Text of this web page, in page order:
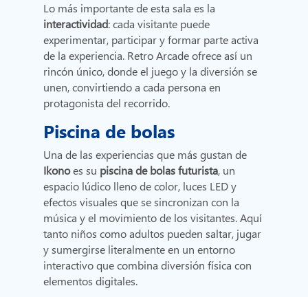
Lo más importante de esta sala es la
interactividad: cada visitante puede
experimentar, participar y formar parte activa
de la experiencia. Retro Arcade ofrece así un
rincón único, donde el juego y la diversión se
unen, convirtiendo a cada persona en
protagonista del recorrido.
Piscina de bolas
Una de las experiencias que más gustan de
Ikonoes su piscina de bolas futurista, un
espacio lúdico lleno de color, luces LED y
efectos visuales que se sincronizan con la
música y el movimiento de los visitantes. Aquí
tanto niños como adultos pueden saltar, jugar
y sumergirse literalmente en un entorno
interactivo que combina diversión física con
elementos digitales.